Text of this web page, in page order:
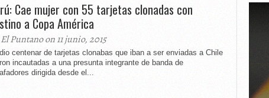
Cae mujer con 55 tarjetas clonadas con
a Copa América
Puntano on 11 junio, 2015
centenar de tarjetas clonabas que iban a ser enviadas a Chile
incautadas a una presunta integrante de banda de
dirigida desde el...